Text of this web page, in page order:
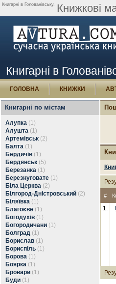
Книгарні в Голованівську. Книжкові
Книгарні в
ГОЛОВНА КНИЖКИ
Книгарні по містам
Алупка (1)
Алушта (1)
Артемівськ (2)
Балта (1)
Бердичів (1)
Бердянськ (5)
Березанка (1)
Березнуговате (1)
Біла Церква (2)
Білгород-Дністровський (2)
Біляївка (1)
Благоєве (1)
Богодухів (1)
Богородичани (1)
Болград (1)
Борислав (1)
Бориспіль (1)
Борова (1)
Боярка (1)
Бровари (1)
Буди (1)
#
1.